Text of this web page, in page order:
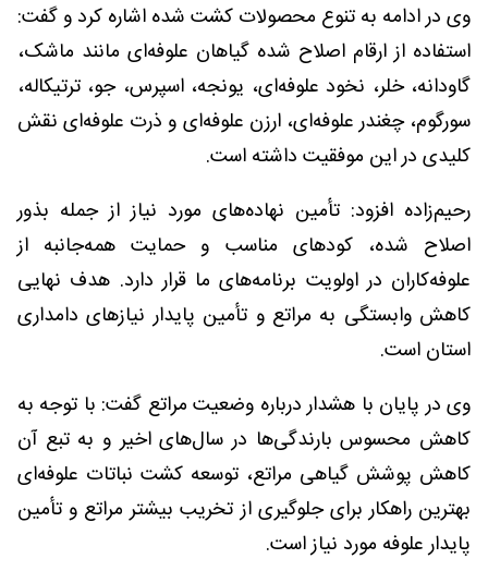
وی در ادامه به تنوع محصولات کشت شده اشاره کرد و گفت:
استفاده از ارقام اصلاح شده گیاهان علوفه‌ای مانند ماشک،
گاودانه، خلر، نخود علوفه‌ای، یونجه، اسپرس، جو، ترتیکاله،
سورگوم، چغندر علوفه‌ای، ارزن علوفه‌ای و ذرت علوفه‌ای نقش
کلیدی در این موفقیت داشته است.
رحیم‌زاده افزود: تأمین نهاده‌های مورد نیاز از جمله بذور
اصلاح شده، کودهای مناسب و حمایت همه‌جانبه از
علوفه‌کاران در اولویت برنامه‌های ما قرار دارد. هدف نهایی
کاهش وابستگی به مراتع و تأمین پایدار نیازهای دامداری
استان است.
وی در پایان با هشدار درباره وضعیت مراتع گفت: با توجه به
کاهش محسوس بارندگی‌ها در سال‌های اخیر و به تبع آن
کاهش پوشش گیاهی مراتع، توسعه کشت نباتات علوفه‌ای
بهترین راهکار برای جلوگیری از تخریب بیشتر مراتع و تأمین
پایدار علوفه مورد نیاز است.